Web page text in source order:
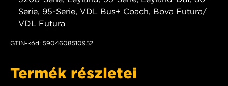
Serie, 95-Serie, VDL Bus+ Coach, Bova Futura/
VDL Futura
GTIN-kód: 5904608510952
Termék részletei